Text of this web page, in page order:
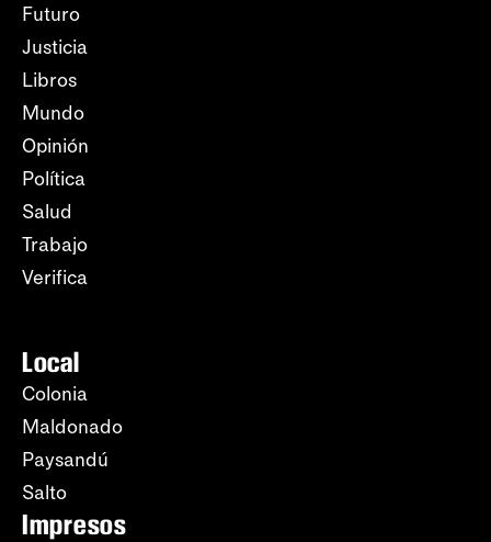
Futuro
Justicia
Libros
Mundo
Opinión
Política
Salud
Trabajo
Verifica
Local
Colonia
Maldonado
Paysandú
Salto
Impresos